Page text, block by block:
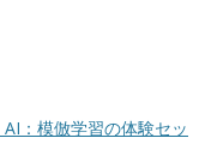
：模倣学習の体験セッ